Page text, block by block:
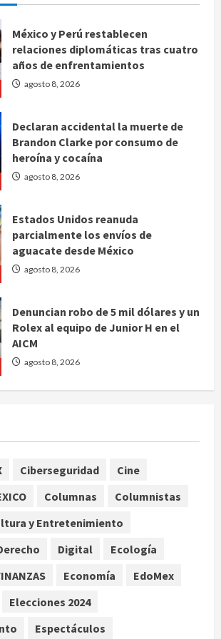
México y Perú restablecen
relaciones diplomáticas tras cuatro
años de enfrentamientos
agosto 8, 2026
Declaran accidental la muerte de
Brandon Clarke por consumo de
heroína y cocaína
agosto 8, 2026
Estados Unidos reanuda
parcialmente los envíos de
aguacate desde México
agosto 8, 2026
Denuncian robo de 5 mil dólares y un
Rolex al equipo de Junior H en el
AICM
agosto 8, 2026
México y Perú restablecen
años de enfrentamientos
agosto 8, 2026
Brandon Clarke por consumo de
heroína y cocaína
Ciberseguridad
Cine
Columnas
Columnistas
y Entretenimiento
Digital
Ecología
Economía
EdoMex
Elecciones 2024
Espectáculos